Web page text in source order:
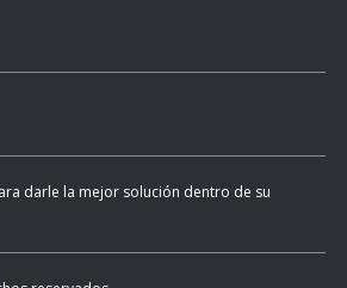
darle la mejor solución dentro de su